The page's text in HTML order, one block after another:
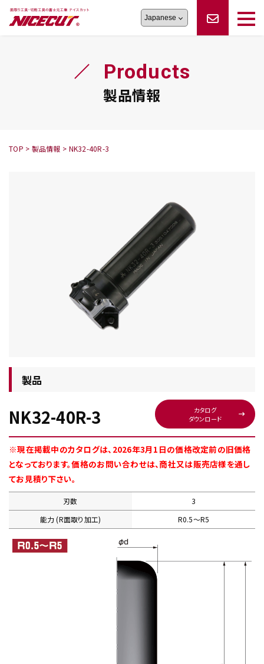
旋盤工具シリーズ
シリーズ
工具・部品一覧
生産終了品
オーダー品依頼
フェイス・ショルダーシリーズかんたんオーダー
トラブルシューティング
ロックピンの逆ジメに注意
Products
製品情報
TOP > 製品情報 > NK32-40R-3
製品
NK32-40R-3
カタログ
ダウンロード
※現在掲載中のカタログは、2026年3月1日の価格改定前の旧価格
となっております。価格のお問い合わせは、商社又は販売店様を通し
てお見積り下さい。
刃数
3
能力 (R面取り加工)
R0.5〜R5